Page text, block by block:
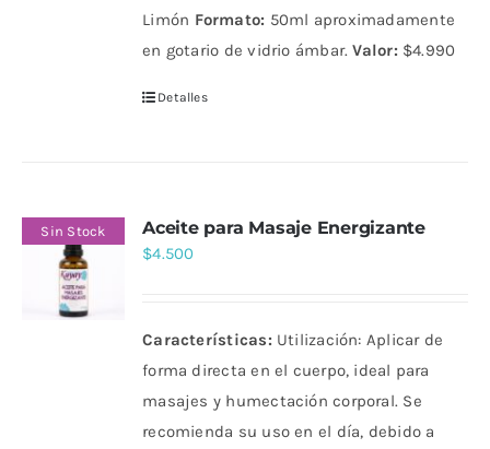
Limón Formato: 50ml aproximadamente
en gotario de vidrio ámbar. Valor: $4.990
Detalles
Sin Stock Aceite para Masaje Energizante
$4.500
Características: Utilización: Aplicar de
forma directa en el cuerpo, ideal para
masajes y humectación corporal. Se
recomienda su uso en el día, debido a